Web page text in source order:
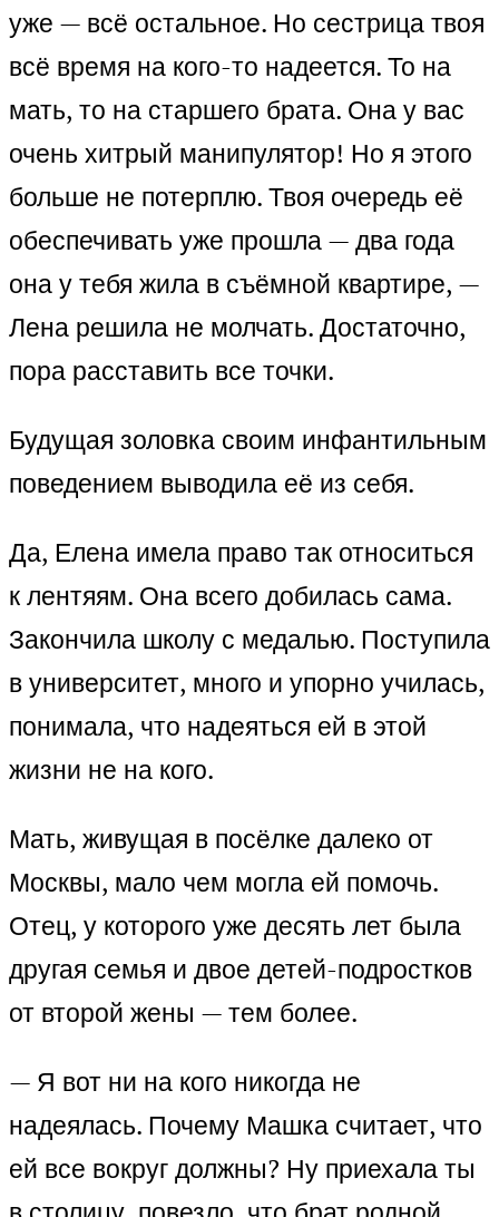
уже — всё остальное. Но сестрица твоя
всё время на кого-то надеется. То на
мать, то на старшего брата. Она у вас
очень хитрый манипулятор! Но я этого
больше не потерплю. Твоя очередь её
обеспечивать уже прошла — два года
она у тебя жила в съёмной квартире, —
Лена решила не молчать. Достаточно,
пора расставить все точки.
Будущая золовка своим инфантильным
поведением выводила её из себя.
Да, Елена имела право так относиться
к лентяям. Она всего добилась сама.
Закончила школу с медалью. Поступила
в университет, много и упорно училась,
понимала, что надеяться ей в этой
жизни не на кого.
Мать, живущая в посёлке далеко от
Москвы, мало чем могла ей помочь.
Отец, у которого уже десять лет была
другая семья и двое детей-подростков
от второй жены — тем более.
— Я вот ни на кого никогда не
надеялась. Почему Машка считает, что
ей все вокруг должны? Ну приехала ты